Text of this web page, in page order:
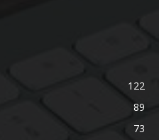
122
89
73